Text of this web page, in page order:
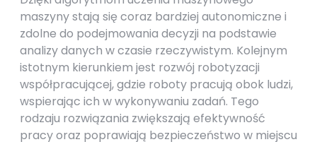
maszyny stają się coraz bardziej autonomiczne i
zdolne do podejmowania decyzji na podstawie
analizy danych w czasie rzeczywistym. Kolejnym
istotnym kierunkiem jest rozwój robotyzacji
współpracującej, gdzie roboty pracują obok ludzi,
wspierając ich w wykonywaniu zadań. Tego
rodzaju rozwiązania zwiększają efektywność
pracy oraz poprawiają bezpieczeństwo w miejscu